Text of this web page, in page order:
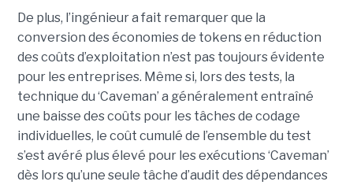
De plus, l’ingénieur a fait remarquer que la
conversion des économies de tokens en réduction
des coûts d’exploitation n’est pas toujours évidente
pour les entreprises. Même si, lors des tests, la
technique du ‘Caveman’ a généralement entraîné
une baisse des coûts pour les tâches de codage
individuelles, le coût cumulé de l’ensemble du test
s’est avéré plus élevé pour les exécutions ‘Caveman’
dès lors qu’une seule tâche d’audit des dépendances